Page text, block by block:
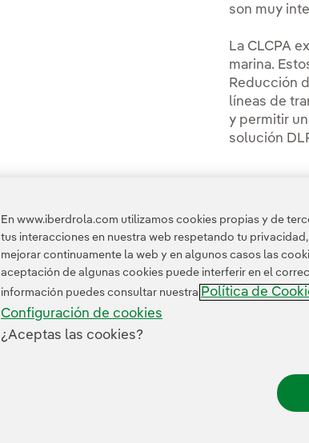
son muy
La CLCPA
marina.
Reducción
líneas de
y permitir
solución
Acceso a
En www.iberdrola.com utilizamos cookies propias y de
tus interacciones en nuestra web respetando tu
mejorar continuamente la web y en algunos casos las
aceptación de algunas cookies puede interferir en el
información puedes consultar nuestra Política de
Configuración de cookies
¿Aceptas las cookies?